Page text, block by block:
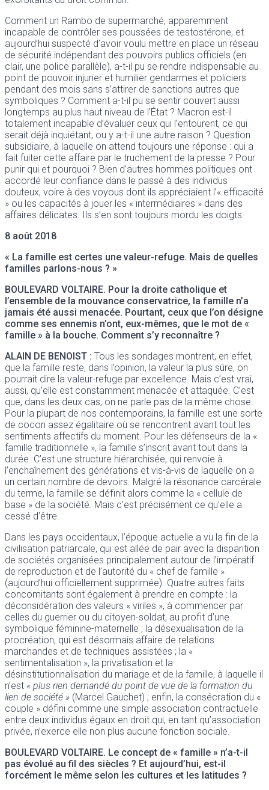
Comment un Rambo de supermarché, apparemment
incapable de contrôler ses poussées de testostérone, et
aujourd’hui suspecté d’avoir voulu mettre en place un réseau
de sécurité indépendant des pouvoirs publics officiels (en
clair, une police parallèle), a-t-il pu se rendre indispensable au
point de pouvoir injurier et humilier gendarmes et policiers
pendant des mois sans s’attirer de sanctions autres que
symboliques ? Comment a-t-il pu se sentir couvert aussi
longtemps au plus haut niveau de l’État ? Macron est-il
totalement incapable d’évaluer ceux qui l’entourent, ce qui
serait déjà inquiétant, ou y a-t-il une autre raison ? Question
subsidiaire, à laquelle on attend toujours une réponse : qui a
fait fuiter cette affaire par le truchement de la presse ? Pour
punir qui et pourquoi ? Bien d’autres hommes politiques ont
accordé leur confiance dans le passé à des individus
douteux, voire à des voyous dont ils appréciaient l’« efficacité
» ou les capacités à jouer les « intermédiaires » dans des
affaires délicates. Ils s’en sont toujours mordu les doigts.
8 août 2018
« La famille est certes une valeur-refuge. Mais de quelles
familles parlons-nous ? »
BOULEVARD VOLTAIRE. Pour la droite catholique et
l’ensemble de la mouvance conservatrice, la famille n’a
jamais été aussi menacée. Pourtant, ceux que l’on désigne
comme ses ennemis n’ont, eux-mêmes, que le mot de «
famille » à la bouche. Comment s’y reconnaître ?
ALAIN DE BENOIST : Tous les sondages montrent, en effet,
que la famille reste, dans l’opinion, la valeur la plus sûre, on
pourrait dire la valeur-refuge par excellence. Mais c’est vrai,
aussi, qu’elle est constamment menacée et attaquée. C’est
que, dans les deux cas, on ne parle pas de la même chose.
Pour la plupart de nos contemporains, la famille est une sorte
de cocon assez égalitaire où se rencontrent avant tout les
sentiments affectifs du moment. Pour les défenseurs de la «
famille traditionnelle », la famille s’inscrit avant tout dans la
durée. C’est une structure hiérarchisée, qui renvoie à
l’enchaînement des générations et vis-à-vis de laquelle on a
un certain nombre de devoirs. Malgré la résonance carcérale
du terme, la famille se définit alors comme la « cellule de
base » de la société. Mais c’est précisément ce qu’elle a
cessé d’être.
Dans les pays occidentaux, l’époque actuelle a vu la fin de la
civilisation patriarcale, qui est allée de pair avec la disparition
de sociétés organisées principalement autour de l’impératif
de reproduction et de l’autorité du « chef de famille »
(aujourd’hui officiellement supprimée). Quatre autres faits
concomitants sont également à prendre en compte : la
déconsidération des valeurs « viriles », à commencer par
celles du guerrier ou du citoyen-soldat, au profit d’une
symbolique féminine-maternelle ; la désexualisation de la
procréation, qui est désormais affaire de relations
marchandes et de techniques assistées ; la «
sentimentalisation », la privatisation et la
désinstitutionnalisation du mariage et de la famille, à laquelle il
n’est « plus rien demandé du point de vue de la formation du
lien de société » (Marcel Gauchet) ; enfin, la consécration du «
couple » défini comme une simple association contractuelle
entre deux individus égaux en droit qui, en tant qu’association
privée, n’exerce elle non plus aucune fonction sociale.
BOULEVARD VOLTAIRE. Le concept de « famille » n’a-t-il
pas évolué au fil des siècles ? Et aujourd’hui, est-il
forcément le même selon les cultures et les latitudes ?